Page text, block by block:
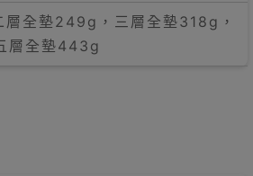
全墊249g，三層全墊318g，
層全墊443g